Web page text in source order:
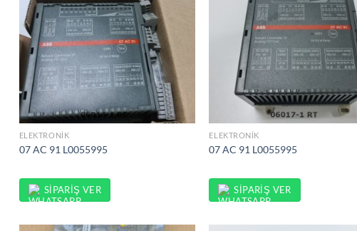
ELEKTRONIK
07 AC 91 L0055995
SIPARIŞ VER
ELEKTRONIK
07 AC 91 L0055995
SIPARIŞ VER